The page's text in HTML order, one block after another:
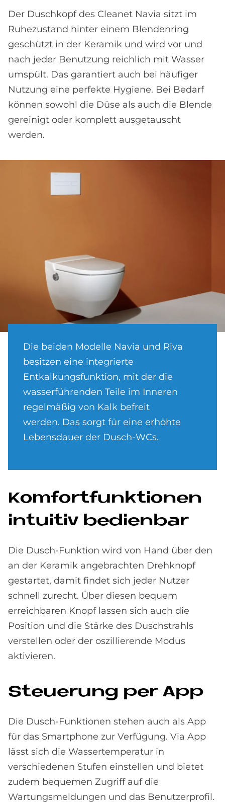
Der Duschkopf des Cleanet Navia sitzt im
Ruhezustand hinter einem Blendenring
geschützt in der Keramik und wird vor und
nach jeder Benutzung reichlich mit Wasser
umspült. Das garantiert auch bei häufiger
Nutzung eine perfekte Hygiene. Bei Bedarf
können sowohl die Düse als auch die Blende
gereinigt oder komplett ausgetauscht
werden.
Die beiden Modelle Navia und Riva
besitzen eine integrierte
Entkalkungsfunktion, mit der die
wasserführenden Teile im Inneren
regelmäßig von Kalk befreit
werden. Das sorgt für eine erhöhte
Lebensdauer der Dusch-WCs.
Kom­fort­funk­tio­nen
in­tui­tiv be­dien­bar
Die Dusch-Funktion wird von Hand über den
an der Keramik angebrachten Drehknopf
gestartet, damit findet sich jeder Nutzer
schnell zurecht. Über diesen bequem
erreichbaren Knopf lassen sich auch die
Position und die Stärke des Duschstrahls
verstellen oder der oszillierende Modus
aktivieren.
Steue­rung per App
Die Dusch-Funktionen stehen auch als App
für das Smartphone zur Verfügung. Via App
lässt sich die Wassertemperatur in
verschiedenen Stufen einstellen und bietet
zudem bequemen Zugriff auf die
Wartungsmeldungen und das Benutzerprofil.